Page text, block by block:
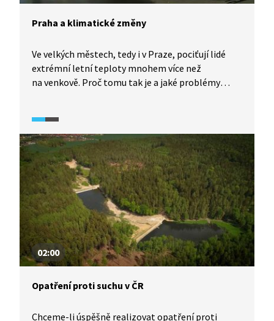
Praha a klimatické změny
Ve velkých městech, tedy i v Praze, pociťují lidé
extrémní letní teploty mnohem více než
na venkově. Proč tomu tak je a jaké problémy
hlavní město, aby se v něm obyvatelé ani
návštěvníci neuvařili?
02:00
Opatření proti suchu v ČR
Chceme-li úspěšně realizovat opatření proti